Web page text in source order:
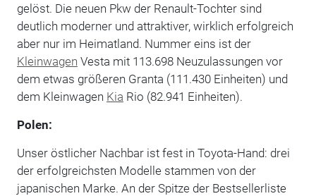
gelöst. Die neuen Pkw der Renault-Tochter sind
deutlich moderner und attraktiver, wirklich erfolgreich
aber nur im Heimatland. Nummer eins ist der
Kleinwagen Vesta mit 113.698 Neuzulassungen vor
dem etwas größeren Granta (111.430 Einheiten) und
dem Kleinwagen Kia Rio (82.941 Einheiten).
Polen:
Unser östlicher Nachbar ist fest in Toyota-Hand: drei
der erfolgreichsten Modelle stammen von der
japanischen Marke. An der Spitze der Bestsellerliste